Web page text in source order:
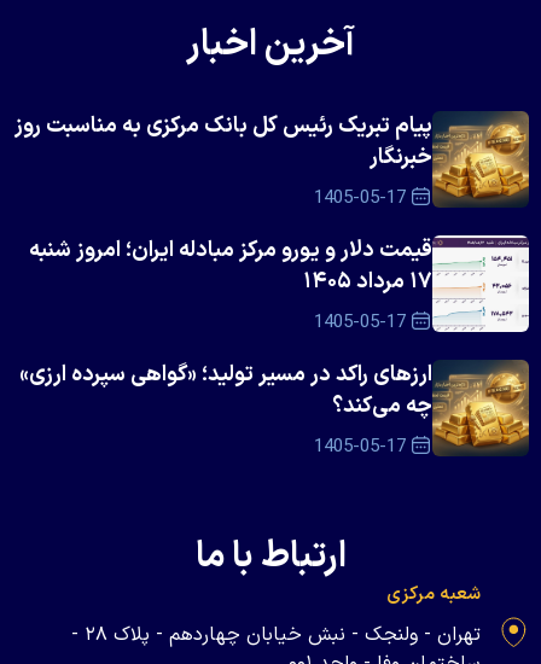
آخرین اخبار
پیام تبریک رئیس کل بانک مرکزی به مناسبت روز
خبرنگار
1405-05-17
قیمت دلار و یورو مرکز مبادله ایران؛ امروز شنبه
۱۷ مرداد ۱۴۰۵
1405-05-17
ارزهای راکد در مسیر تولید؛ «گواهی سپرده ارزی»
چه می‌کند؟
1405-05-17
ارتباط با ما
شعبه مرکزی
تهران - ولنجک - نبش خیابان چهاردهم - پلاک ۲۸ -